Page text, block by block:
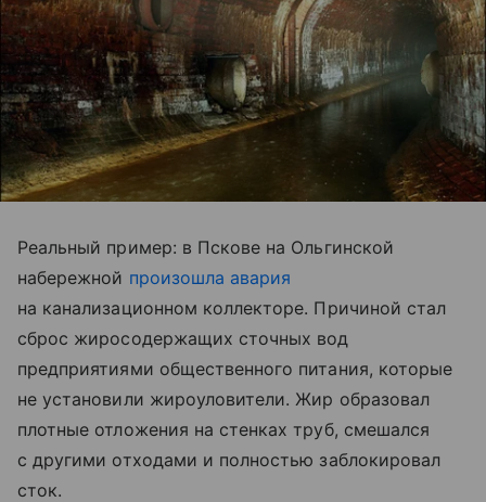
Реальный пример: в Пскове на Ольгинской
набережной произошла авария
на канализационном коллекторе. Причиной стал
сброс жиросодержащих сточных вод
предприятиями общественного питания, которые
не установили жироуловители. Жир образовал
плотные отложения на стенках труб, смешался
с другими отходами и полностью заблокировал
сток.